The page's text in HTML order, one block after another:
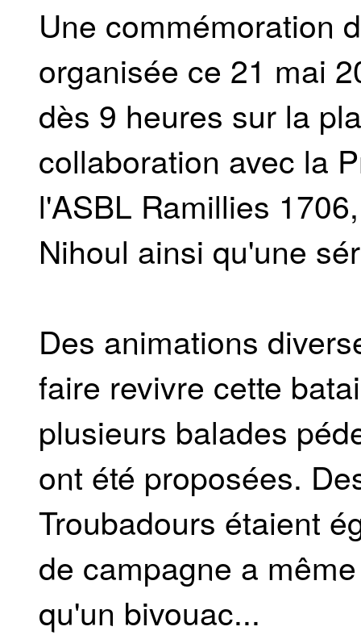
Une commémoration
organisée ce 21 mai
dès 9 heures sur la
collaboration avec la
l'ASBL Ramillies
Nihoul ainsi qu'une
Des animations
faire revivre cette
plusieurs balades
ont été proposées.
Troubadours étaient
de campagne a
qu'un bivouac...